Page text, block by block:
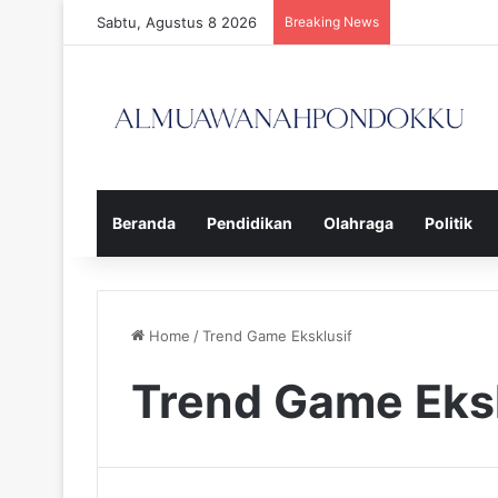
Sabtu, Agustus 8 2026 Breaking News
Beranda Pendidikan Olahraga Politik
Home /Trend Game Eksklusif
Trend Game